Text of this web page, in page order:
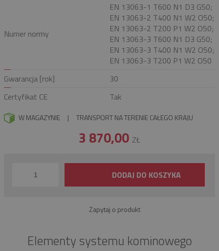
Numer normy
EN 13063-1 T600 N1 D3 G50;
EN 13063-2 T400 N1 W2 O50;
EN 13063-2 T200 P1 W2 O50;
EN 13063-3 T600 N1 D3 G50;
EN 13063-3 T400 N1 W2 O50;
EN 13063-3 T200 P1 W2 O50
Gwarancja [rok]
30
Certyfikat CE
Tak
W MAGAZYNIE | TRANSPORT NA TERENIE CAŁEGO KRAJU
3 870,00 ZŁ
DODAJ DO KOSZYKA
Zapytaj o produkt
Elementy systemu kominowego